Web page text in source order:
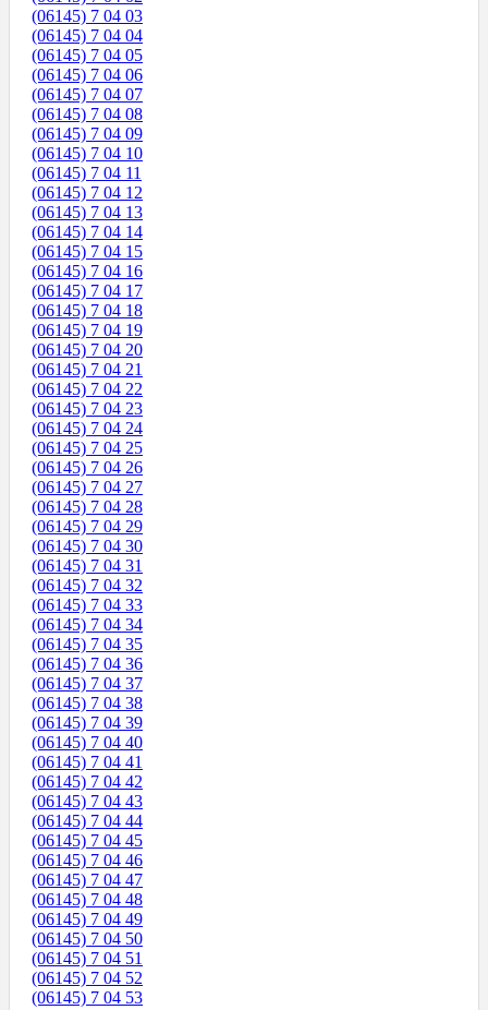
(06145) 7 04 03
(06145) 7 04 04
(06145) 7 04 05
(06145) 7 04 06
(06145) 7 04 07
(06145) 7 04 08
(06145) 7 04 09
(06145) 7 04 10
(06145) 7 04 11
(06145) 7 04 12
(06145) 7 04 13
(06145) 7 04 14
(06145) 7 04 15
(06145) 7 04 16
(06145) 7 04 17
(06145) 7 04 18
(06145) 7 04 19
(06145) 7 04 20
(06145) 7 04 21
(06145) 7 04 22
(06145) 7 04 23
(06145) 7 04 24
(06145) 7 04 25
(06145) 7 04 26
(06145) 7 04 27
(06145) 7 04 28
(06145) 7 04 29
(06145) 7 04 30
(06145) 7 04 31
(06145) 7 04 32
(06145) 7 04 33
(06145) 7 04 34
(06145) 7 04 35
(06145) 7 04 36
(06145) 7 04 37
(06145) 7 04 38
(06145) 7 04 39
(06145) 7 04 40
(06145) 7 04 41
(06145) 7 04 42
(06145) 7 04 43
(06145) 7 04 44
(06145) 7 04 45
(06145) 7 04 46
(06145) 7 04 47
(06145) 7 04 48
(06145) 7 04 49
(06145) 7 04 50
(06145) 7 04 51
(06145) 7 04 52
(06145) 7 04 53